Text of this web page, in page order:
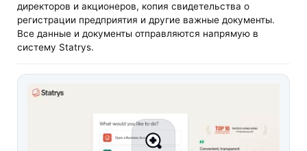
директоров и акционеров, копия свидетельства о
регистрации предприятия и другие важные документы.
Все данные и документы отправляются напрямую в
систему Statrys.